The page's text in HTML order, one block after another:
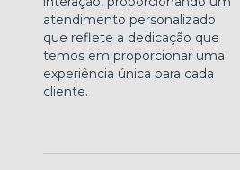
atendimento personalizado
que reflete a dedicação que
temos em proporcionar uma
experiência única para cada
cliente.